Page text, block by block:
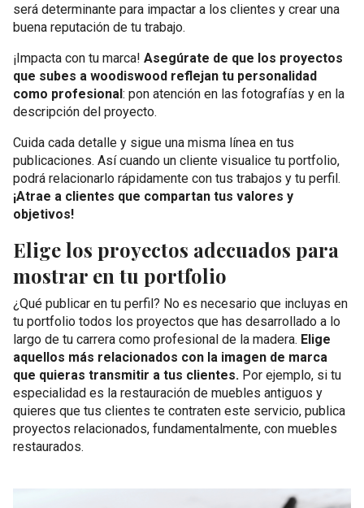
será determinante para impactar a los clientes y crear una
buena reputación de tu trabajo.
¡Impacta con tu marca! Asegúrate de que los proyectos
que subes a woodiswood reflejan tu personalidad
como profesional: pon atención en las fotografías y en la
descripción del proyecto.
Cuida cada detalle y sigue una misma línea en tus
publicaciones. Así cuando un cliente visualice tu portfolio,
podrá relacionarlo rápidamente con tus trabajos y tu perfil.
¡Atrae a clientes que compartan tus valores y
objetivos!
Elige los proyectos adecuados para
mostrar en tu portfolio
¿Qué publicar en tu perfil? No es necesario que incluyas en
tu portfolio todos los proyectos que has desarrollado a lo
largo de tu carrera como profesional de la madera. Elige
aquellos más relacionados con la imagen de marca
que quieras transmitir a tus clientes. Por ejemplo, si tu
especialidad es la restauración de muebles antiguos y
quieres que tus clientes te contraten este servicio, publica
proyectos relacionados, fundamentalmente, con muebles
restaurados.